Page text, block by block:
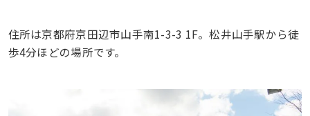
住所は京都府京田辺市山手南1-3-3 1F。松井山手駅から徒
歩4分ほどの場所です。